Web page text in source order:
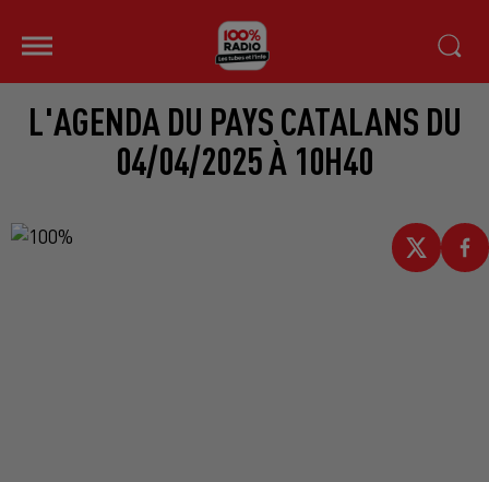
L'AGENDA DU PAYS CATALANS DU
04/04/2025 À 10H40